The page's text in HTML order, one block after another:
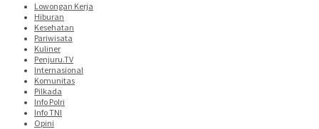
Lowongan Kerja
Hiburan
Kesehatan
Pariwisata
Kuliner
Penjuru.TV
Internasional
Komunitas
Pilkada
Info Polri
Info TNI
Opini